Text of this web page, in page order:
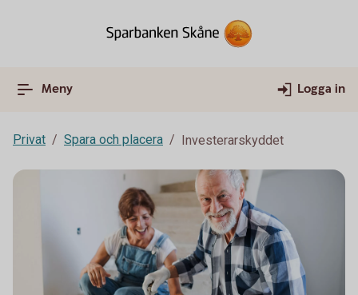
Meny Logga in
Privat Spara och placera Investerarskyddet